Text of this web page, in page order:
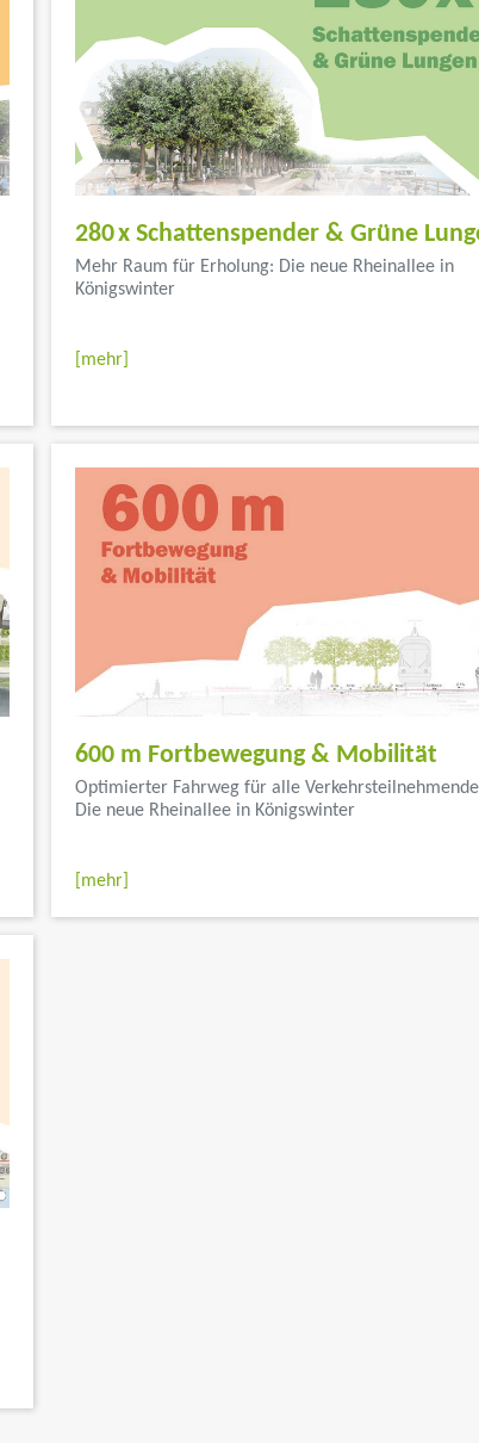
280 x Schattenspender & Grüne
Mehr Raum für Erholung: Die neue Rheinallee in
Königswinter
[mehr]
600 m Fortbewegung & Mobilität
Optimierter Fahrweg für alle
Die neue Rheinallee in Königswinter
[mehr]